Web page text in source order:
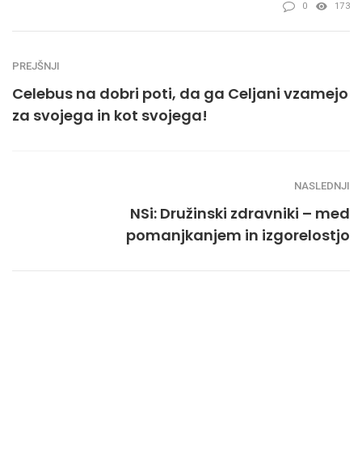
0 173
PREJŠNJI
Celebus na dobri poti, da ga Celjani vzamejo
za svojega in kot svojega!
NASLEDNJI
NSi: Družinski zdravniki – med
pomanjkanjem in izgorelostjo